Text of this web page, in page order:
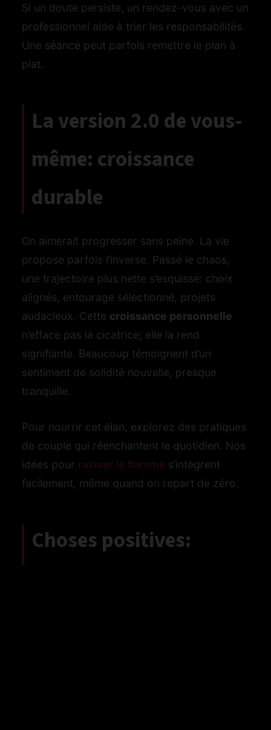
Si un doute persiste, un rendez-vous avec un
professionnel aide à trier les responsabilités.
Une séance peut parfois remettre le plan à
plat.
La version 2.0 de vous-
même: croissance
durable
On aimerait progresser sans peine. La vie
propose parfois l’inverse. Passé le chaos,
une trajectoire plus nette s’esquisse: choix
alignés, entourage sélectionné, projets
audacieux. Cette croissance personnelle
n’efface pas la cicatrice; elle la rend
signifiante. Beaucoup témoignent d’un
sentiment de solidité nouvelle, presque
tranquille.
Pour nourrir cet élan, explorez des pratiques
de couple qui réenchantent le quotidien. Nos
idées pour raviver la flamme s’intègrent
facilement, même quand on repart de zéro.
Choses positives: